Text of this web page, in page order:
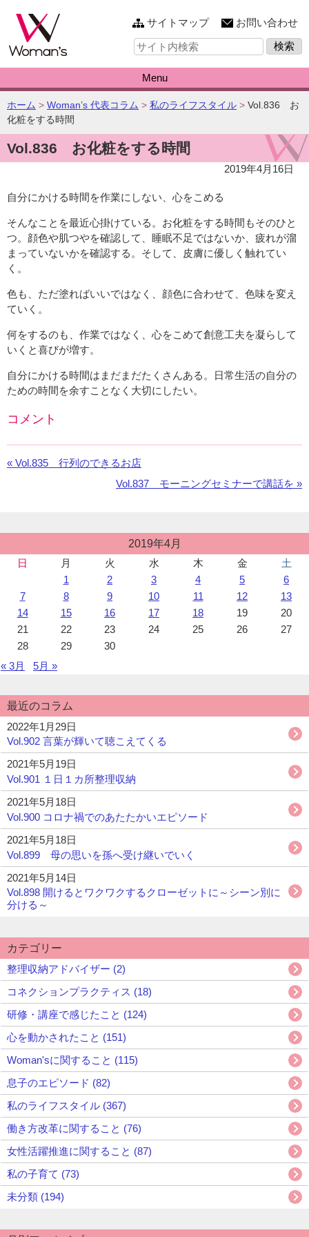
このページの本文へ
サイトマップ
お問い合わせ
サ
イ
内
検
索:
Menu
こ
の
ペ
ー
ジ
位
ホーム > Woman’s 代表コラム > 私のライフスタイル > Vol.836 お
化粧をする時間
Vol.836 お化粧をする時間
2019年4月16日
自分にかける時間を作業にしない、心をこめる
そんなことを最近心掛けている。お化粧をする時間もそのひと
つ。顔色や肌つやを確認して、睡眠不足ではないか、疲れが溜
まっていないかを確認する。そして、皮膚に優しく触れてい
く。
色も、ただ塗ればいいではなく、顔色に合わせて、色味を変え
ていく。
何をするのも、作業ではなく、心をこめて創意工夫を凝らして
いくと喜びが増す。
自分にかける時間はまだまだたくさんある。日常生活の自分の
ための時間を余すことなく大切にしたい。
コメント
コ
用
ま
す。
« 前
Vol.835 行列のできるお店
次
Vol.837 モーニングセミナーで講話を »
稿
2019年4月
日
月 火 水 木 金
土
1
2 3 4 5
6
7
8 9 10 11 12
13
14
15 16 17 18 19
20
21
22 23 24 25 26
27
28
29
30
« 3月
5月 »
最近のコラム
2022年1月29日
Vol.902 言葉が輝いて聴こえてくる
2021年5月19日
Vol.901 １日１カ所整理収納
2021年5月18日
Vol.900 コロナ禍でのあたたかいエピソード
2021年5月18日
Vol.899 母の思いを孫へ受け継いでいく
2021年5月14日
Vol.898 開けるとワクワクするクローゼットに～シーン別に
分ける～
カテゴリー
整理収納アドバイザー (2)
コネクションプラクティス (18)
研修・講座で感じたこと (124)
心を動かされたこと (151)
Woman'sに関すること (115)
息子のエピソード (82)
私のライフスタイル (367)
働き方改革に関すること (76)
女性活躍推進に関すること (87)
私の子育て (73)
未分類 (194)